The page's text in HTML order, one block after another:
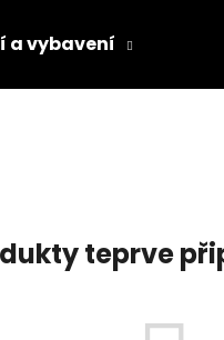
a vybavení
teprve